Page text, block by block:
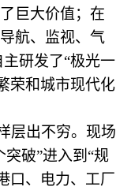
巨大价值；在
航、监视、气
研发了“极光一
荣和城市现代化
层出不穷。现场
破”进入到“规
口、电力、工厂